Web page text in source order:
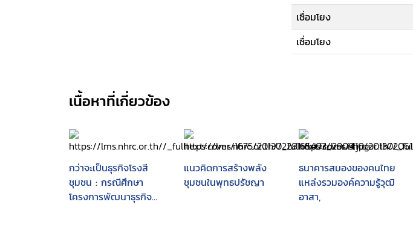
เชื่อมโยง
เชื่อมโยง
เนื้อหาที่เกี่ยวข้อง
กว่าจะเป็นธุรกิจโรงสี
ชุมชน : กรณีศึกษา
โครงการพัฒนาธุรกิจ
แนวคิดการสร้างพลัง
ชุมชนในพุทธปรัชญา
ธนาคารสมองของคนไทย
แหล่งรวมองค์ความรู้วุฒิ
อาสา,